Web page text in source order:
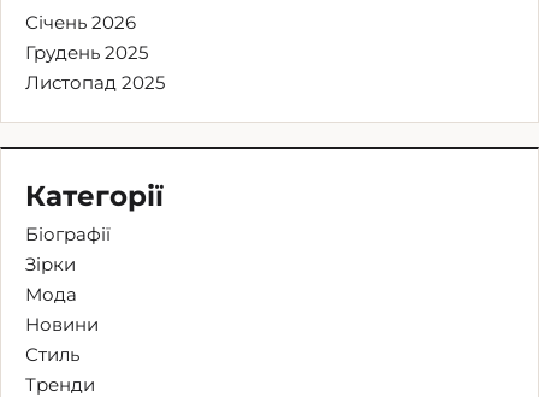
Січень 2026
Грудень 2025
Листопад 2025
Категорії
Біографії
Зірки
Мода
Новини
Стиль
Тренди